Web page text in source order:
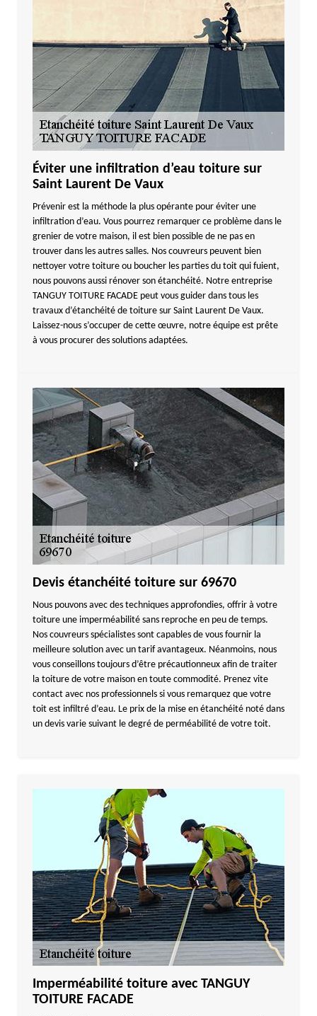
Éviter une infiltration d’eau toiture sur
Saint Laurent De Vaux
Prévenir est la méthode la plus opérante pour éviter une
infiltration d’eau. Vous pourrez remarquer ce problème dans le
grenier de votre maison, il est bien possible de ne pas en
trouver dans les autres salles. Nos couvreurs peuvent bien
nettoyer votre toiture ou boucher les parties du toit qui fuient,
nous pouvons aussi rénover son étanchéité. Notre entreprise
TANGUY TOITURE FACADE peut vous guider dans tous les
travaux d’étanchéité de toiture sur Saint Laurent De Vaux.
Laissez-nous s’occuper de cette œuvre, notre équipe est prête
à vous procurer des solutions adaptées.
Devis étanchéité toiture sur 69670
Nous pouvons avec des techniques approfondies, offrir à votre
toiture une imperméabilité sans reproche en peu de temps.
Nos couvreurs spécialistes sont capables de vous fournir la
meilleure solution avec un tarif avantageux. Néanmoins, nous
vous conseillons toujours d’être précautionneux afin de traiter
la toiture de votre maison en toute commodité. Prenez vite
contact avec nos professionnels si vous remarquez que votre
toit est infiltré d’eau. Le prix de la mise en étanchéité noté dans
un devis varie suivant le degré de perméabilité de votre toit.
Imperméabilité toiture avec TANGUY
TOITURE FACADE